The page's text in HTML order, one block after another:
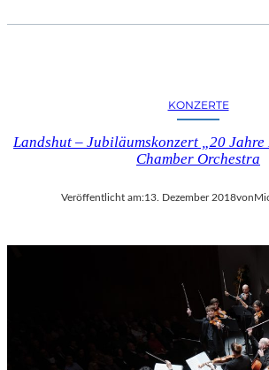
E
KONZERTE
Landshut – Jubiläumskonzert „20
Chamber Orchestra
Veröffentlicht am:13. Dezember 2018von